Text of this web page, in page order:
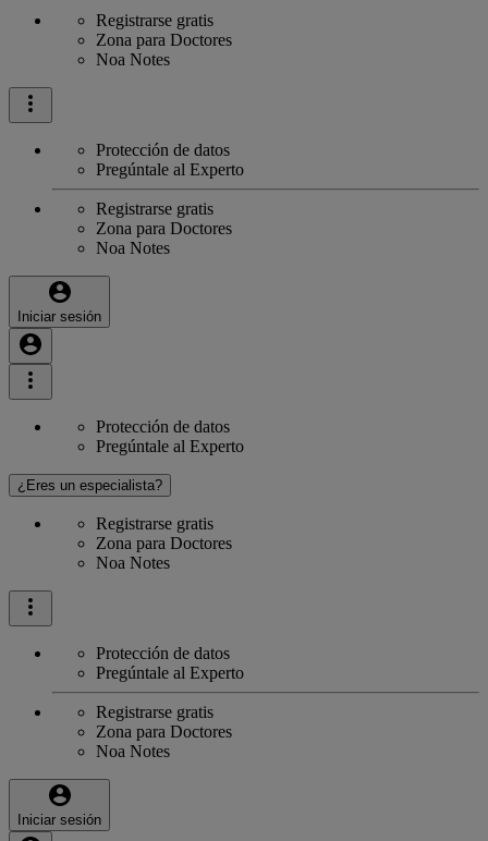
Registrarse gratis
Zona para Doctores
Noa Notes
Protección de datos
Pregúntale al Experto
Registrarse gratis
Zona para Doctores
Noa Notes
Iniciar sesión
Protección de datos
Pregúntale al Experto
¿Eres un especialista?
Registrarse gratis
Zona para Doctores
Noa Notes
Protección de datos
Pregúntale al Experto
Registrarse gratis
Zona para Doctores
Noa Notes
Iniciar sesión